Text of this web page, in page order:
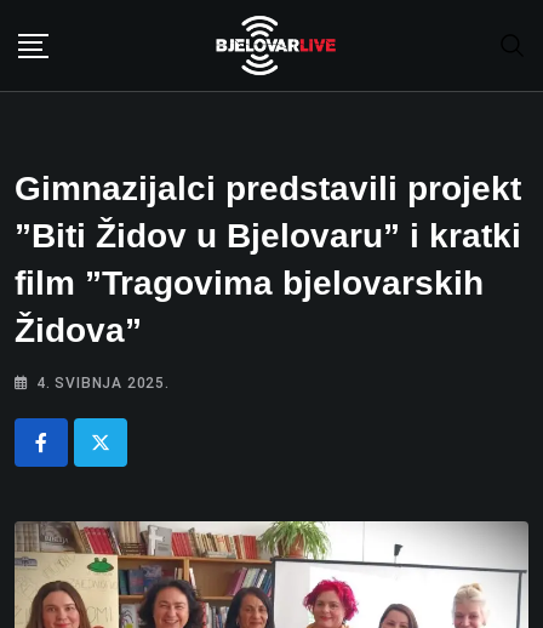
Gimnazijalci predstavili projekt
”Biti Židov u Bjelovaru” i kratki
film ”Tragovima bjelovarskih
Židova”
4. SVIBNJA 2025.